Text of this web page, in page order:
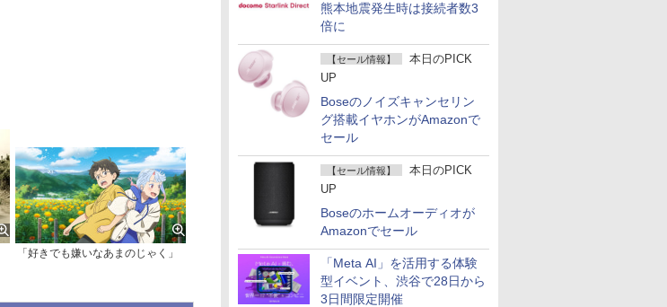
熊本地震発生時は接続者数3
倍に
【セール情報】
本日のPICK
UP
Boseのノイズキャンセリン
グ搭載イヤホンがAmazonで
セール
【セール情報】
本日のPICK
UP
Boseのホームオーディオが
Amazonでセール
「Meta AI」を活用する体験
型イベント、渋谷で28日から
3日間限定開催
「好きでも嫌いなあまのじゃく」